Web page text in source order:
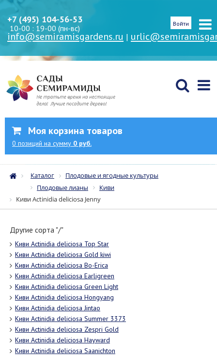
+7 (495) 104-56-53
10-00 : 19-00 (пн-вс)
info@semiramisgardens.ru |
Войти
Моя корзина товаров
0 позиций на сумму 0 руб.
Каталог
Плодовые и ягодные культуры
Плодовые лианы
Киви
Киви Actinidia deliciosa Jenny
Другие сорта "/"
Киви Actinidia deliciosa Top Star
Киви Actinidia deliciosa Gold kiwi
Киви Actinidia deliciosa Bo-Erica
Киви Actinidia deliciosa Earligreen
Киви Actinidia deliciosa Green Light
Киви Actinidia deliciosa Hongyang
Киви Actinidia deliciosa Jintao
Киви Actinidia deliciosa Summer 3373
Киви Actinidia deliciosa Zespri Gold
Киви Actinidia deliciosa Hayward
Киви Actinidia deliciosa Saanichton